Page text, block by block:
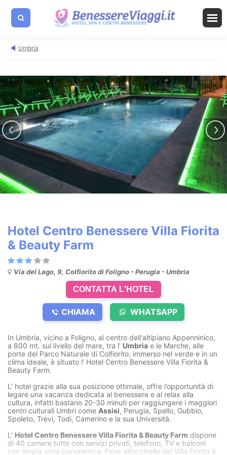
Umbria
Hotel Centro Benessere Villa Fiorita
& Beauty Farm
Via del Lago, 9, Colfiorito di Foligno - Perugia - Umbria
CONTATTA L'HOTEL
CHIAMA WHATSAPP
In Umbria, vicino a Foligno, al centro dell'altipiano Appenninico,
a 800 mt. sul livello del mare, tra l' Umbria e le Marche, alle
porte del Parco Naturale di Colfiorito, immerso nel verde e in un
clima ideale, è situato l' Hotel Centro Benessere Villa Fiorita &
Beauty Farm.
L’ hotel grazie alla sua posizione ottimale, offre l’opportunità di
legare una vacanza dedicata al benessere e al relax alla
cultura, infatti bastano 20-30 minuti per raggiungere i maggiori
centri culturali Umbri come Assisi, Perugia, Spello, Gubbio,
Spoleto, Trevi, Todi, Camerino e la sua Università.
L' Hotel Centro Benessere Villa Fiorita & Beauty Farm dispone
di 40 camere tutte con servizi privati, telefono, TV e balconi
con ampia vista panoramica. Fiore all’occhiello del Villa Fiorita è